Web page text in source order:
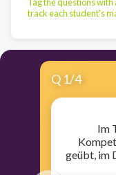
track each student's
Q 1/4
Im
geübt, im